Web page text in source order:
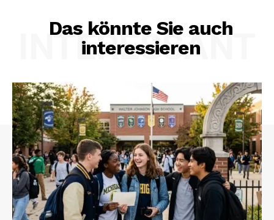
Das könnte Sie auch
interessieren
INTERESSANT